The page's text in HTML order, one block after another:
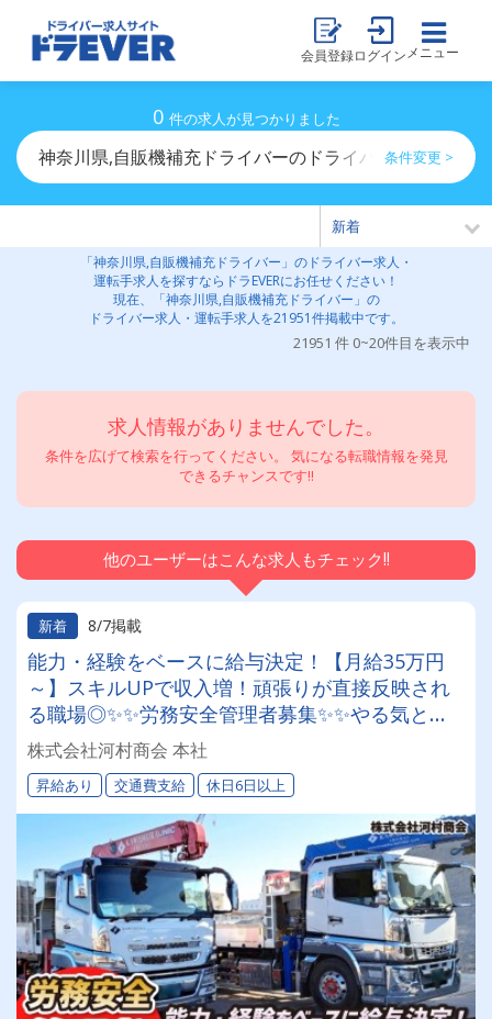
会員登録ログイン メニュー
0 件の求人が見つかりました
神奈川県,自販機補充ドライバーのドライバー求人・運転
条件変更 >
「神奈川県,自販機補充ドライバー」のドライバー求人・
運転手求人を探すならドラEVERにお任せください！
現在、「神奈川県,自販機補充ドライバー」の
ドライバー求人・運転手求人を21951件掲載中です。
21951 件 0~20件目を表示中
求人情報がありませんでした。
条件を広げて検索を行ってください。 気になる転職情報を発見
できるチャンスです!!
他のユーザーはこんな求人もチェック!!
新着 8/7掲載
能力・経験をベースに給与決定！【月給35万円
～】スキルUPで収入増！頑張りが直接反映され
る職場◎✨✨労務安全管理者募集✨✨やる気と頑
張りで上り詰める！昇給・キャリアアップも全て
は拳の中に＿＿＿！！！
株式会社河村商会 本社
昇給あり 交通費支給 休日6日以上